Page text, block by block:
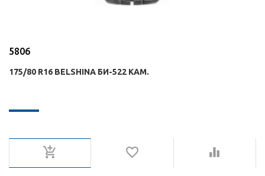
5806
175/80 R16 BELSHINA БИ-522 КАМ.